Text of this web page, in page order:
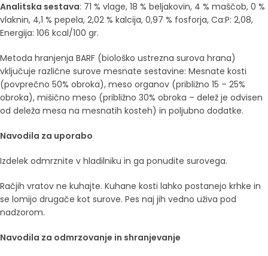
Analitska sestava: 71 % vlage, 18 % beljakovin, 4 % maščob, 0 %
vlaknin, 4,1 % pepela, 2,02 % kalcija, 0,97 % fosforja, Ca:P: 2,08,
Energija: 106 kcal/100 gr.
Metoda hranjenja BARF (biološko ustrezna surova hrana)
vključuje različne surove mesnate sestavine: Mesnate kosti
(povprečno 50% obroka), meso organov (približno 15 – 25%
obroka), mišično meso (približno 30% obroka – delež je odvisen
od deleža mesa na mesnatih kosteh) in poljubno dodatke.
Navodila za uporabo
Izdelek odmrznite v hladilniku in ga ponudite surovega.
Račjih vratov ne kuhajte. Kuhane kosti lahko postanejo krhke in
se lomijo drugače kot surove. Pes naj jih vedno uživa pod
nadzorom.
Navodila za odmrzovanje in shranjevanje